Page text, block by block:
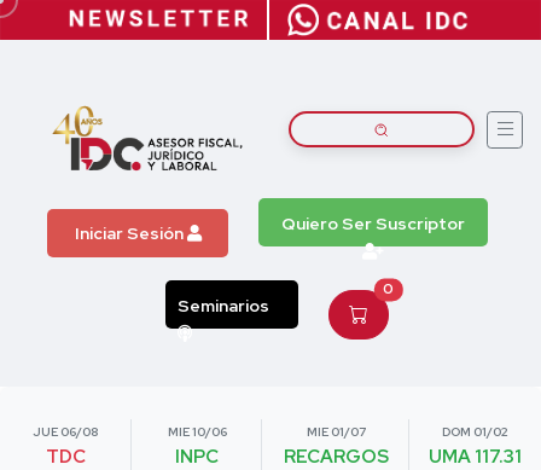
Iniciar Sesión Quiero Ser Suscriptor
Seminarios
0
JUE 06/08
TDC
MIE 10/06
INPC
MIE 01/07
RECARGOS
DOM 01/02
UMA 117.31